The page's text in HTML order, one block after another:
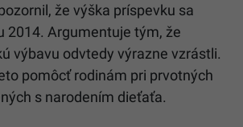
že výška príspevku sa
2014. Argumentuje tým, že
výbavu odvtedy výrazne vzrástli.
pomôcť rodinám pri prvotných
s narodením dieťaťa.